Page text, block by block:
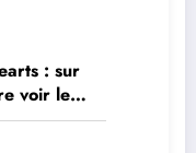
: sur
voir le